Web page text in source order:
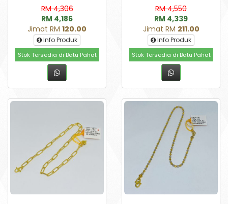
RM 4,306
RM 4,186
Jimat RM 120.00
Info Produk
Stok Tersedia di Batu Pahat
RM 4,550
RM 4,339
Jimat RM 211.00
Info Produk
Stok Tersedia di Batu Pahat